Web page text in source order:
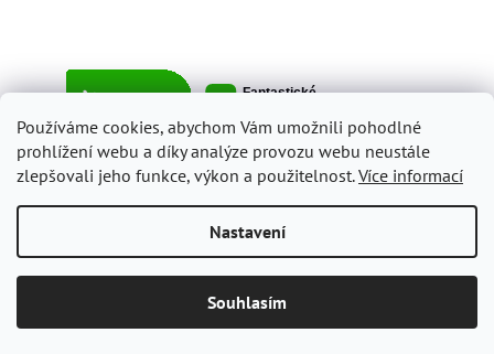
Používáme cookies, abychom Vám umožnili pohodlné
prohlížení webu a díky analýze provozu webu neustále
zlepšovali jeho funkce, výkon a použitelnost.Více informací
Nastavení
Souhlasím
Copyright 2026ItalyShop.cz. Všechna práva vyhrazena.Upravit
nastavení cookies